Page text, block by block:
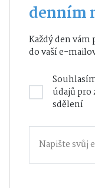
denním
Každý den
do vaší e-
údajůpro
sdělení